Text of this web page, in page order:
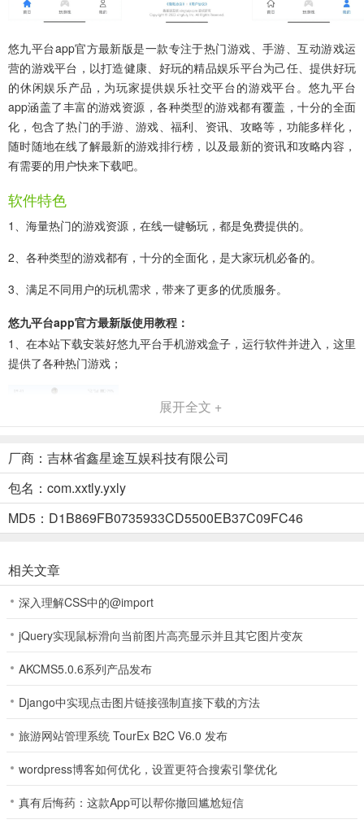
悠九平台app官方最新版是一款专注于热门游戏、手游、互动游戏运
营的游戏平台，以打造健康、好玩的精品娱乐平台为己任、提供好玩
的休闲娱乐产品，为玩家提供娱乐社交平台的游戏平台。悠九平台
app涵盖了丰富的游戏资源，各种类型的游戏都有覆盖，十分的全面
化，包含了热门的手游、游戏、福利、资讯、攻略等，功能多样化，
随时随地在线了解最新的游戏排行榜，以及最新的资讯和攻略内容，
有需要的用户快来下载吧。
软件特色
1、海量热门的游戏资源，在线一键畅玩，都是免费提供的。
2、各种类型的游戏都有，十分的全面化，是大家玩机必备的。
3、满足不同用户的玩机需求，带来了更多的优质服务。
悠九平台app官方最新版使用教程：
1、在本站下载安装好悠九平台手机游戏盒子，运行软件并进入，这里
提供了各种热门游戏；
展开全文 +
厂商：吉林省鑫星途互娱科技有限公司
包名：com.xxtly.yxly
MD5：D1B869FB0735933CD5500EB37C09FC46
相关文章
深入理解CSS中的@import
jQuery实现鼠标滑向当前图片高亮显示并且其它图片变灰
AKCMS5.0.6系列产品发布
Django中实现点击图片链接强制直接下载的方法
旅游网站管理系统 TourEx B2C V6.0 发布
wordpress博客如何优化，设置更符合搜索引擎优化
真有后悔药：这款App可以帮你撤回尴尬短信